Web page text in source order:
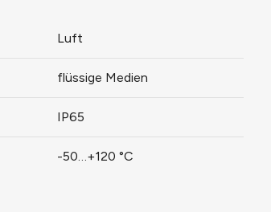
Luft
flüssige Medien
IP65
-50…+120 °C